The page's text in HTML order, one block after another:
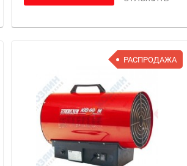
РАСПРОДАЖА